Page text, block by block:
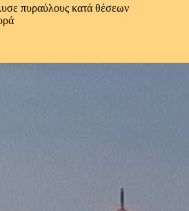
πυραύλους κατά θέσεων